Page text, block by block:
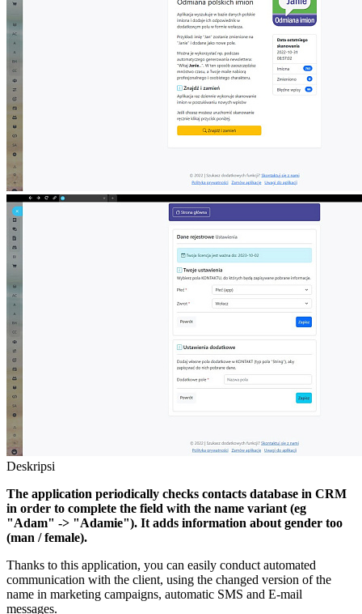
Deskripsi
The application periodically checks contacts database in CRM
in order to complete the field with the name variant (eg
"Adam" -> "Adamie"). It adds information about gender too
(man / female).
Thanks to this application, you can easily conduct automated
communication with the client, using the changed version of the
name in marketing campaigns, automatic SMS and E-mail
messages.